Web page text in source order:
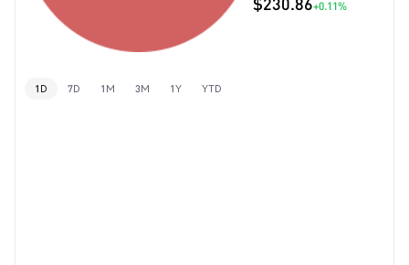
+0.11%
1D 7D 1M 3M 1Y YTD